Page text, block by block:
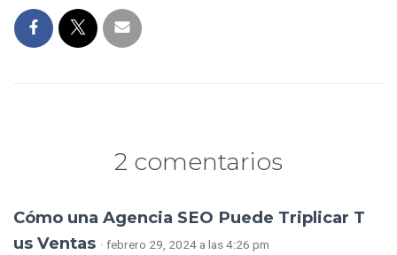
2 comentarios
Cómo una Agencia SEO Puede Triplicar T
us Ventas · febrero 29, 2024 a las 4:26 pm